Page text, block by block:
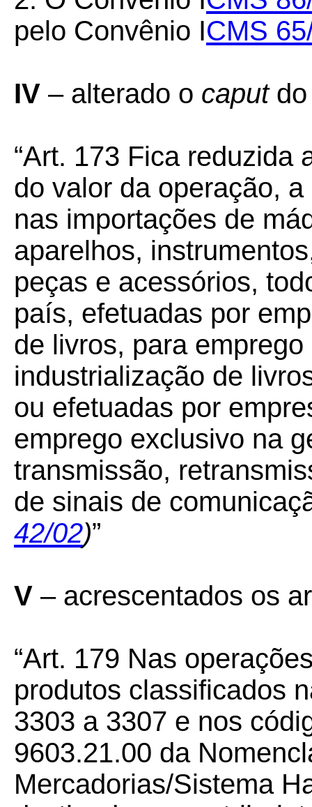
pelo Convênio ICMS
IV – alterado o caputdo
“Art. 173 Fica reduzida
do valor da operação,
nas importações de
aparelhos,
peças e acessórios,
país, efetuadas por
de livros, para
industrialização de
ou efetuadas por
emprego exclusivo na
transmissão,
de sinais de
42/02)”
V – acrescentados os
“Art. 179 Nas
produtos classificados
3303 a 3307 e nos
9603.21.00 da
Mercadorias/Sistema